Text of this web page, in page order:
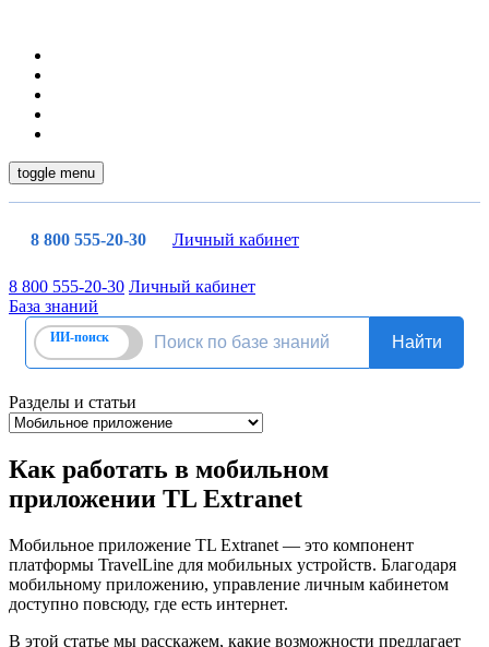
toggle menu
8 800 555-20-30 Личный кабинет
8 800 555-20-30 Личный кабинет
База знаний
Разделы и статьи
Как работать в мобильном
приложении TL Extranet
Мобильное приложение TL Extranet — это компонент
платформы TravelLine для мобильных устройств. Благодаря
мобильному приложению, управление личным кабинетом
доступно повсюду, где есть интернет.
В этой статье мы расскажем, какие возможности предлагает